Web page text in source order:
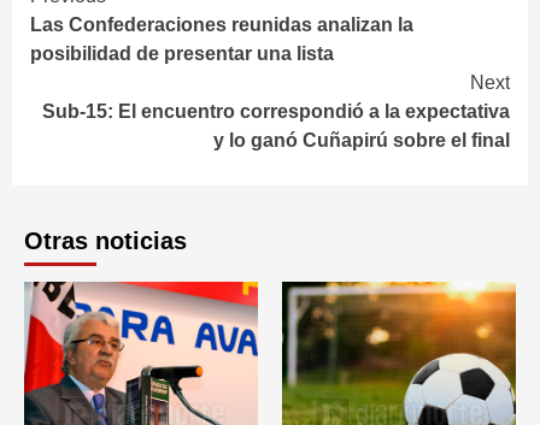
Reading
Las Confederaciones reunidas analizan la
posibilidad de presentar una lista
Next
Sub-15: El encuentro correspondió a la expectativa
y lo ganó Cuñapirú sobre el final
Otras noticias